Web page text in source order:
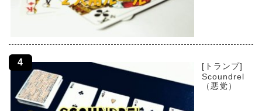
[トランプ]
Scoundrel
（悪党）